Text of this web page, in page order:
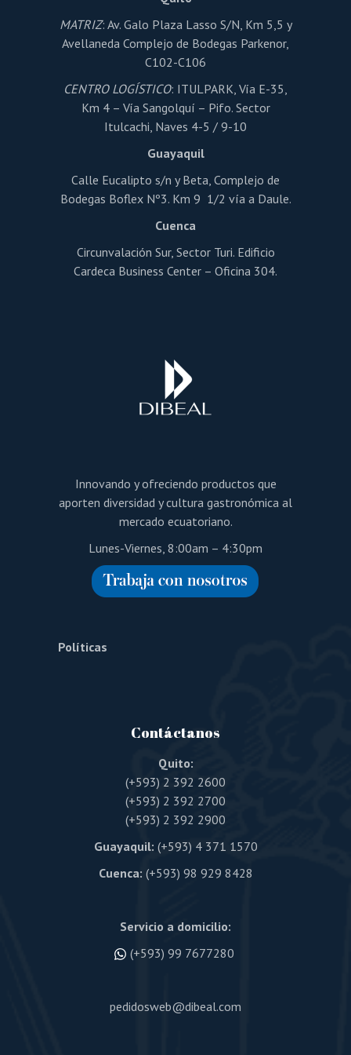
página
de
producto
MATRIZ: Av. Galo Plaza Lasso S/N, Km 5,5 y
Avellaneda Complejo de Bodegas Parkenor,
C102-C106
CENTRO LOGÍSTICO: ITULPARK, Vía E-35,
Km 4 – Vía Sangolquí – Pifo. Sector
Itulcachi, Naves 4-5 / 9-10
Guayaquil
Calle Eucalipto s/n y Beta, Complejo de
Bodegas Boflex Nº3. Km 9 1/2 vía a Daule.
Cuenca
Circunvalación Sur, Sector Turi. Edificio
Cardeca Business Center – Oficina 304.
Innovando y ofreciendo productos que
aporten diversidad y cultura gastronómica al
mercado ecuatoriano.
Lunes-Viernes, 8:00am – 4:30pm
Políticas
Contáctanos
Quito:
(+593) 2 392 2600
(+593) 2 392 2700
(+593) 2 392 2900
Guayaquil: (+593) 4 371 1570
Cuenca: (+593) 98 929 8428
Servicio a domicilio:
(+593) 99 7677280
pedidosweb@dibeal.com